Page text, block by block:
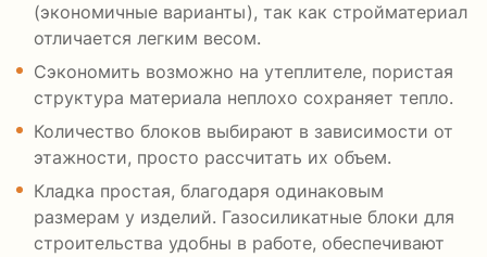
(экономичные варианты), так как стройматериал
отличается легким весом.
Сэкономить возможно на утеплителе, пористая
структура материала неплохо сохраняет тепло.
Количество блоков выбирают в зависимости от
этажности, просто рассчитать их объем.
Кладка простая, благодаря одинаковым
размерам у изделий. Газосиликатные блоки для
строительства удобны в работе, обеспечивают